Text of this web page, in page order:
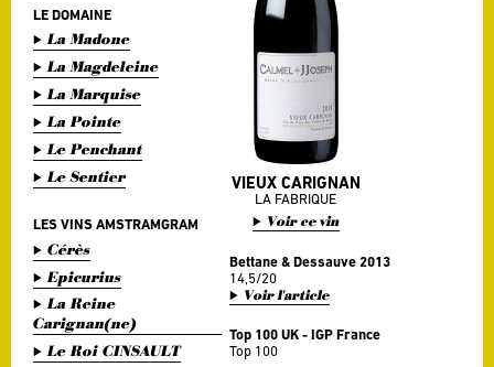
LE DOMAINE
La Madone
La Magdeleine
La Marquise
La Pointe
Le Penchant
Le Sentier
LES VINS AMSTRAMGRAM
Cérès
Epicurius
La Reine
Carignan(ne)
Le Roi CINSAULT
VIEUX CARIGNAN
LA FABRIQUE
Voir ce vin
Bettane & Dessauve 2013
14,5/20
Voir l'article
Top 100 UK - IGP France
Top 100